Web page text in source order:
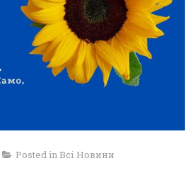
Posted in Всі Новини